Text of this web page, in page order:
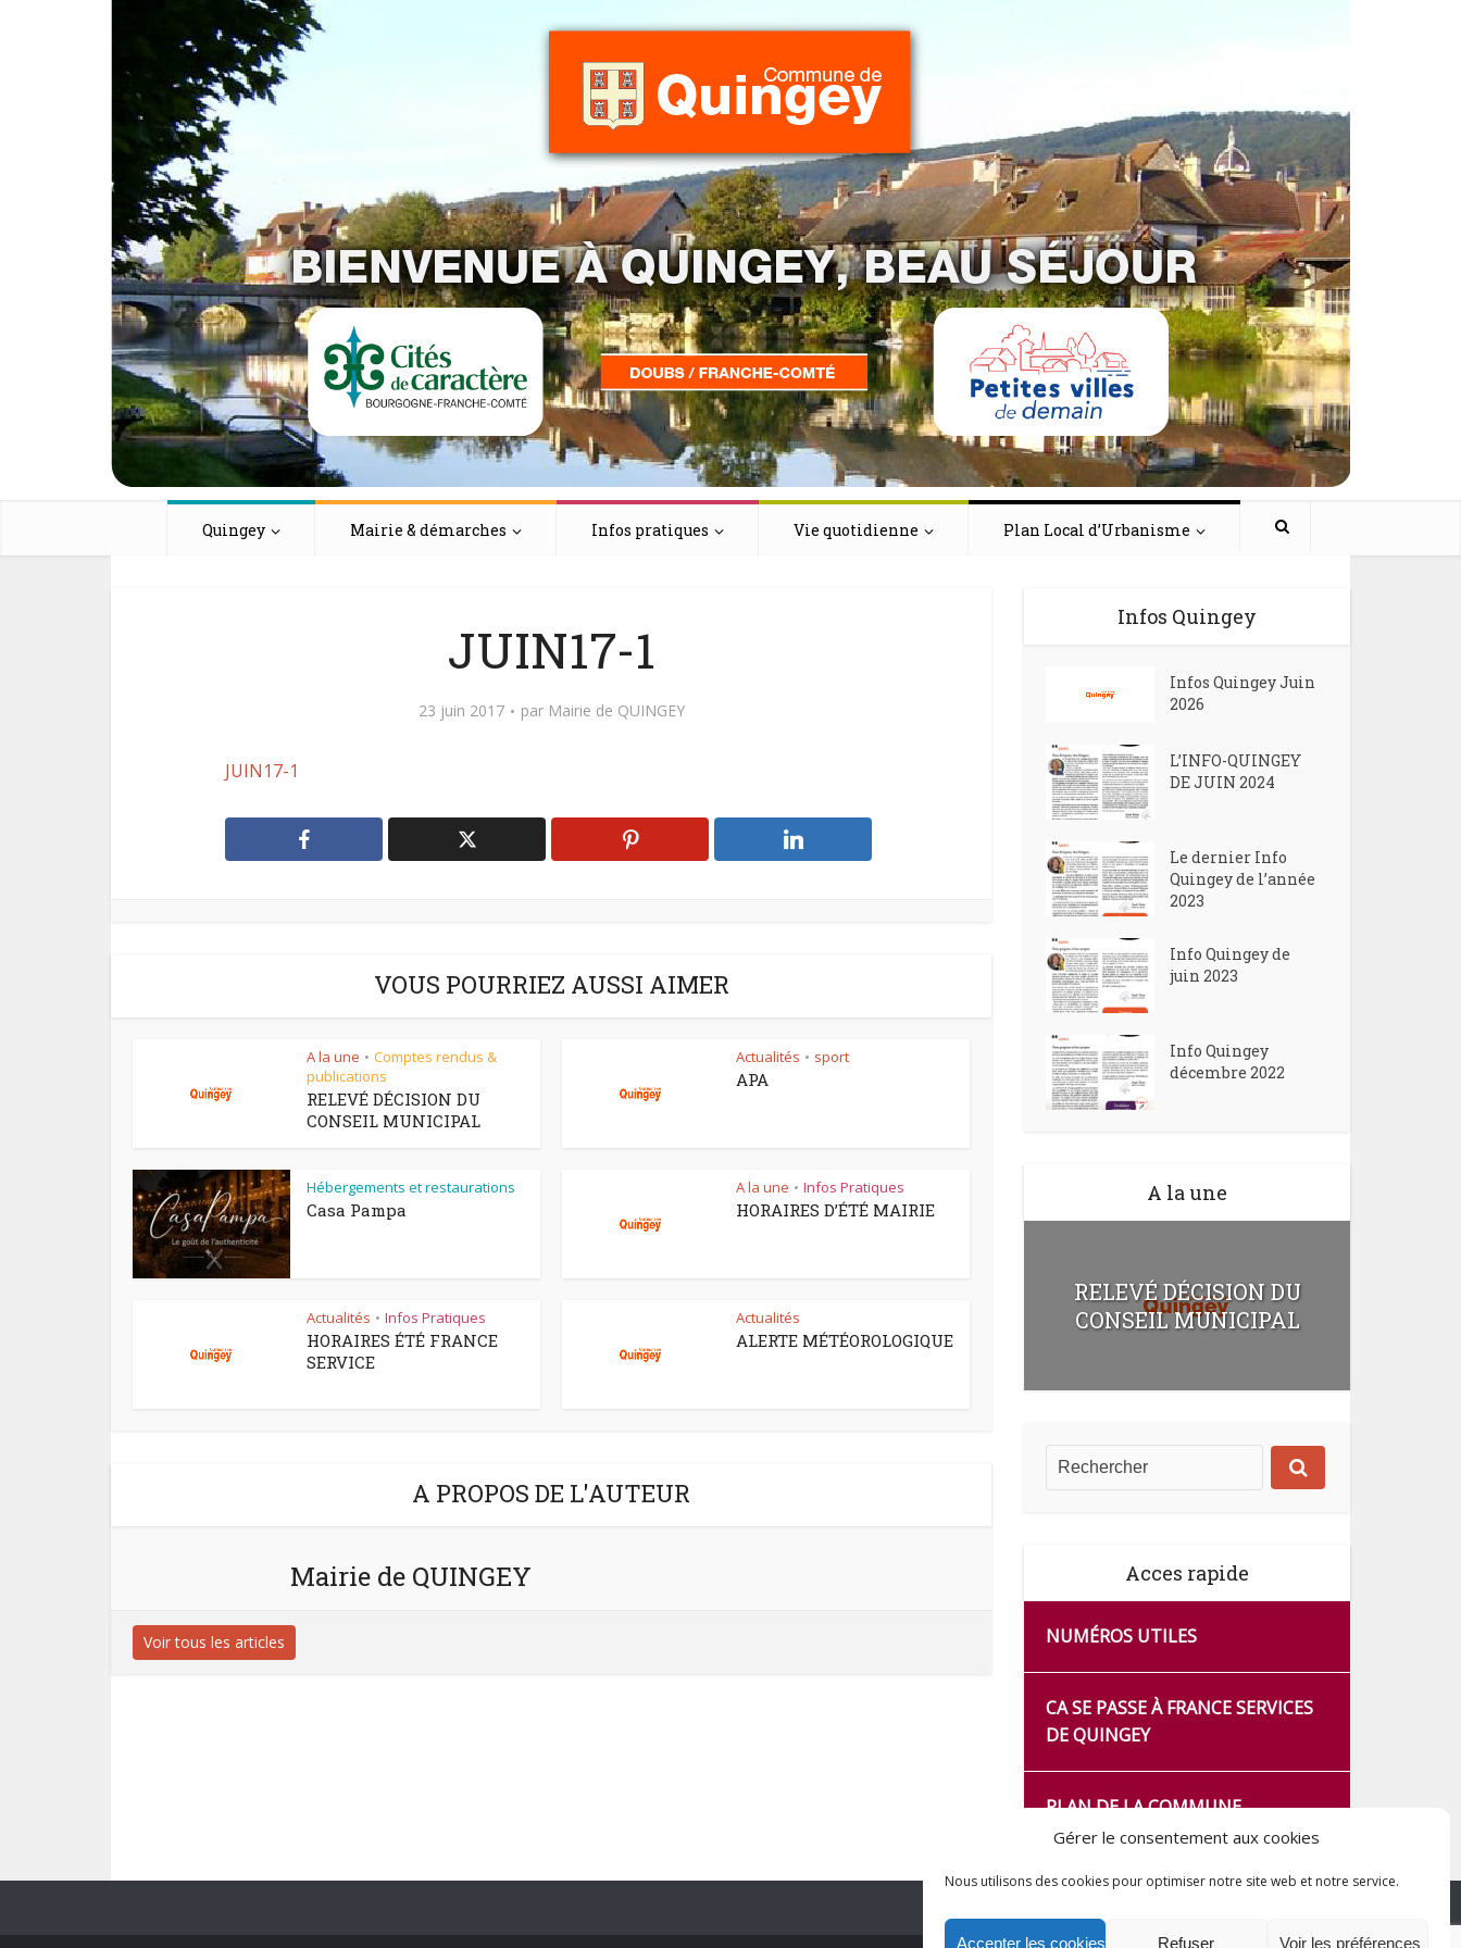
Gérer le consentement aux cookies
Nous utilisons des cookies pour optimiser notre site web et notre service.
Accepter les cookies Refuser Voir les préférences
Quingey Mairie & démarches Infos pratiques Vie quotidienne Plan Local d’Urbanisme
JUIN17-1
23 juin 2017 par Mairie de QUINGEY
JUIN17-1
VOUS POURRIEZ AUSSI AIMER
A la une • Comptes rendus &
publications
RELEVÉ DÉCISION DU
CONSEIL MUNICIPAL
Actualités • sport
APA
Hébergements et restaurations
Casa Pampa
A la une • Infos Pratiques
HORAIRES D’ÉTÉ MAIRIE
Actualités • Infos Pratiques
HORAIRES ÉTÉ FRANCE
SERVICE
Actualités
ALERTE MÉTÉOROLOGIQUE
A PROPOS DE L'AUTEUR
Mairie de QUINGEY
Voir tous les articles
Infos Quingey
Infos Quingey Juin
2026
L’INFO-QUINGEY
DE JUIN 2024
Le dernier Info
Quingey de l’année
2023
Info Quingey de
juin 2023
Info Quingey
décembre 2022
A la une
RELEVÉ DÉCISION DU
CONSEIL MUNICIPAL
Acces rapide
NUMÉROS UTILES
CA SE PASSE À FRANCE SERVICES
DE QUINGEY
PLAN DE LA COMMUNE